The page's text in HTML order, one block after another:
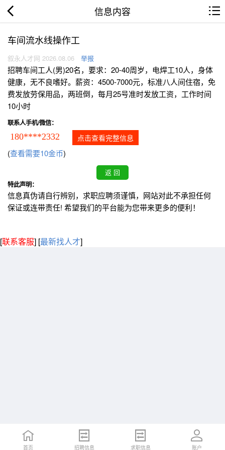
信息内容
车间流水线操作工
叙永人才网 2026.08.06 举报
招聘车间工人(男)20名，要求：20-40周岁，电焊工10人，身体
健康，无不良嗜好。薪资：4500-7000元，标准八人间住宿，免
费发放劳保用品，两班倒，每月25号准时发放工资，工作时间
10小时
联系人手机/微信：
180****2332 点击查看完整信息
(查看需要10金币)
特此声明：
信息真伪请自行辨别，求职应聘须谨慎，网站对此不承担任何
保证或连带责任! 希望我们的平台能为您带来更多的便利！
[联系客服] [最新找人才]
首页 招聘信息 求职信息 账户